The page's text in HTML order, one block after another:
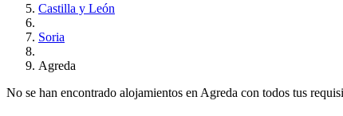
Castilla y León
Soria
Agreda
No se han encontrado alojamientos en Agreda con todos tus